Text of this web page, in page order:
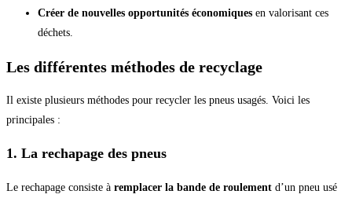
Créer de nouvelles opportunités économiques en valorisant ces
déchets.
Les différentes méthodes de recyclage
Il existe plusieurs méthodes pour recycler les pneus usagés. Voici les
principales :
1. La rechapage des pneus
Le rechapage consiste à remplacer la bande de roulement d’un pneu usé